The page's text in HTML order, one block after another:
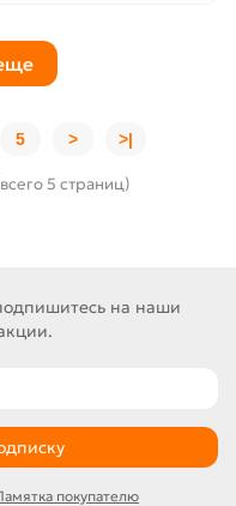
5 > >|
5 страниц)
на наши
покупателю